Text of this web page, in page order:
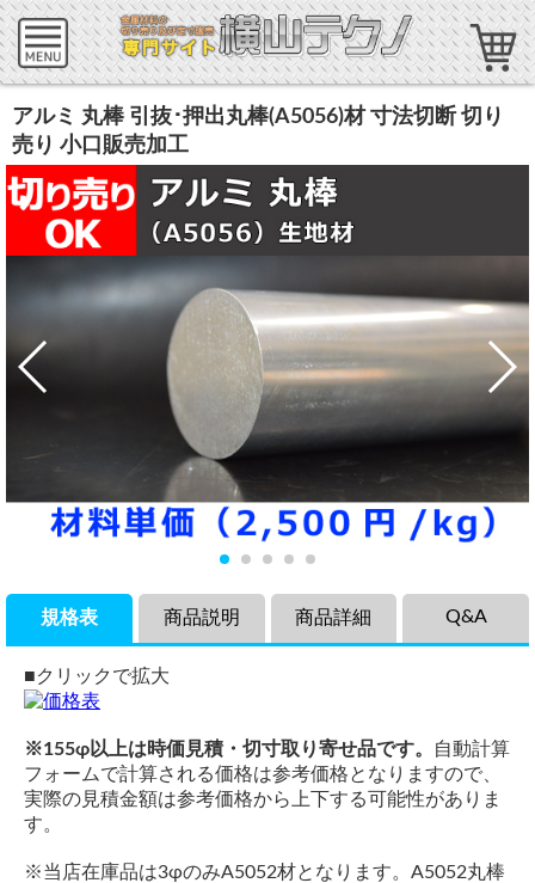
アルミ 丸棒 引抜･押出丸棒(A5056)材 寸法切断 切り
売り 小口販売加工
規格表
■クリックで拡大
※155φ以上は時価見積・切寸取り寄せ品です。
自動計算
フォームで計算される価格は参考価格となりますので、
実際の見積金額は参考価格から上下する可能性がありま
す。
※当店在庫品は3φのみA5052材となります。A5052丸棒
商品説明 商品詳細 Q&A